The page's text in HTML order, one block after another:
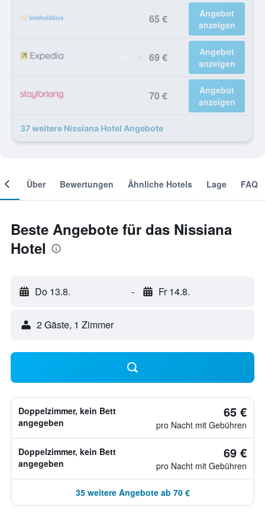
65 €
Angebot
anzeigen
69 €
Angebot
anzeigen
70 €
Angebot
anzeigen
37 weitere Nissiana Hotel Angebote
Über Bewertungen Ähnliche Hotels Lage FAQ
Beste Angebote für das Nissiana
Hotel
Do 13.8. - Fr 14.8.
2 Gäste, 1 Zimmer
Doppelzimmer, kein Bett
angegeben
65 €
pro Nacht mit Gebühren
Doppelzimmer, kein Bett
angegeben
69 €
pro Nacht mit Gebühren
35 weitere Angebote ab 70 €